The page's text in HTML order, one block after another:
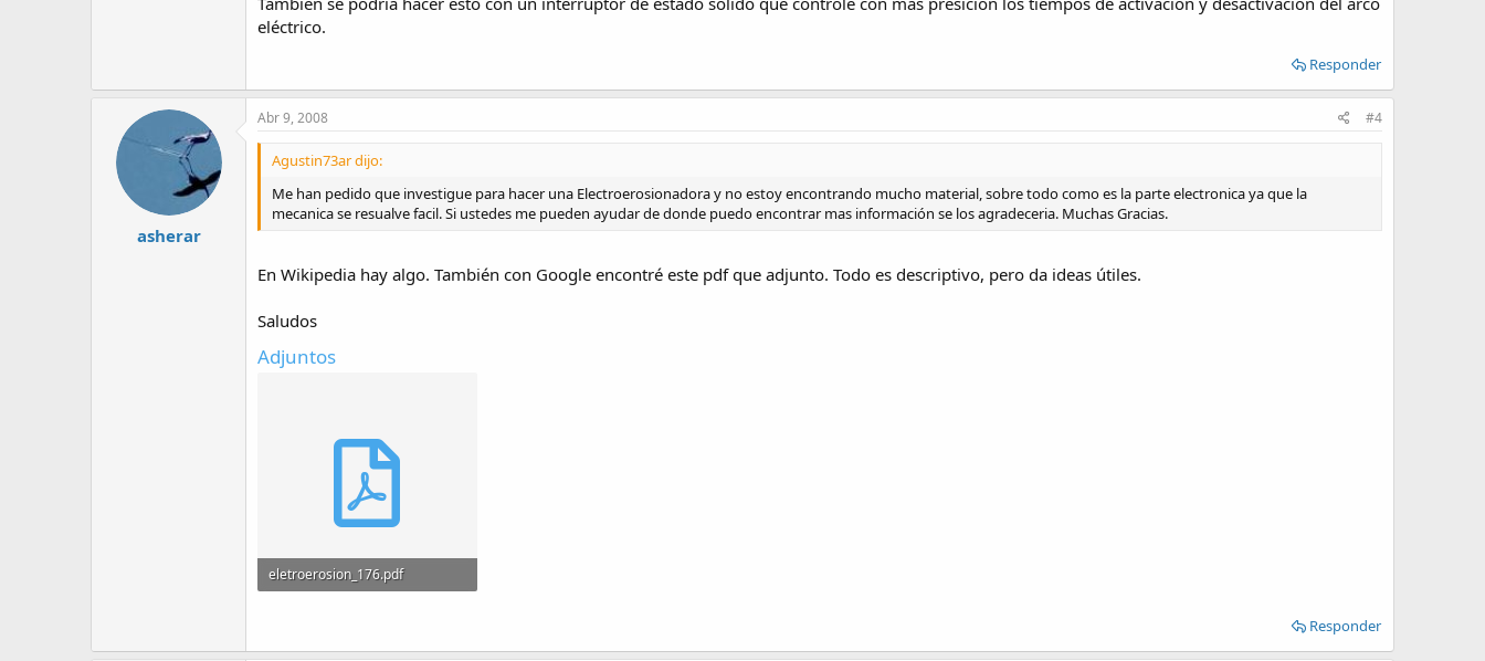
eléctrico.
Responder
asherar
Abr 9, 2008 #4
Agustin73ar dijo:
Me han pedido que investigue para hacer una Electroerosionadora y no estoy encontrando mucho material, sobre todo como es la parte electronica ya que la
mecanica se resualve facil. Si ustedes me pueden ayudar de donde puedo encontrar mas información se los agradeceria. Muchas Gracias.
En Wikipedia hay algo. También con Google encontré este pdf que adjunto. Todo es descriptivo, pero da ideas útiles.
Saludos
Adjuntos
eletroerosion_176.pdf
Responder